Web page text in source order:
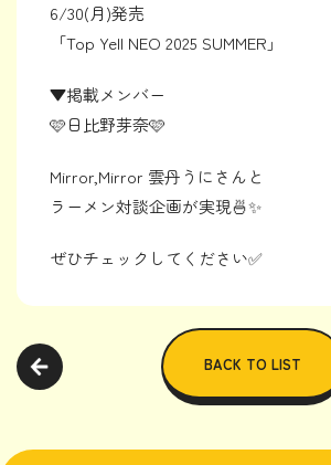
6/30(月)発売
「Top Yell NEO 2025 SUMMER」
▼掲載メンバー
🩷日比野芽奈🩷
Mirror,Mirror 雲丹うにさんと
ラーメン対談企画が実現🍜✨
ぜひチェックしてください✅
BACK TO LIST